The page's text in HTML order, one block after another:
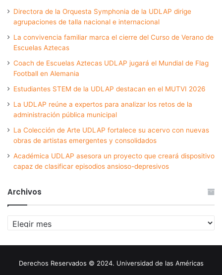
Directora de la Orquesta Symphonia de la UDLAP dirige
agrupaciones de talla nacional e internacional
La convivencia familiar marca el cierre del Curso de Verano de
Escuelas Aztecas
Coach de Escuelas Aztecas UDLAP jugará el Mundial de Flag
Football en Alemania
Estudiantes STEM de la UDLAP destacan en el MUTVI 2026
La UDLAP reúne a expertos para analizar los retos de la
administración pública municipal
La Colección de Arte UDLAP fortalece su acervo con nuevas
obras de artistas emergentes y consolidados
Académica UDLAP asesora un proyecto que creará dispositivo
capaz de clasificar episodios ansioso-depresivos
Archivos
Archivos
Derechos Reservados © 2024. Universidad de las Américas